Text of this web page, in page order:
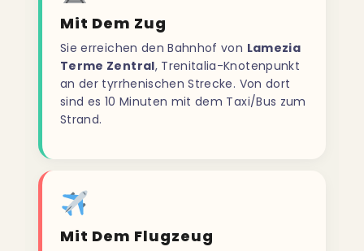
Mit Dem Zug
Sie erreichen den Bahnhof von Lamezia
Terme Zentral, Trenitalia-Knotenpunkt
an der tyrrhenischen Strecke. Von dort
sind es 10 Minuten mit dem Taxi/Bus zum
Strand.
Mit Dem Flugzeug